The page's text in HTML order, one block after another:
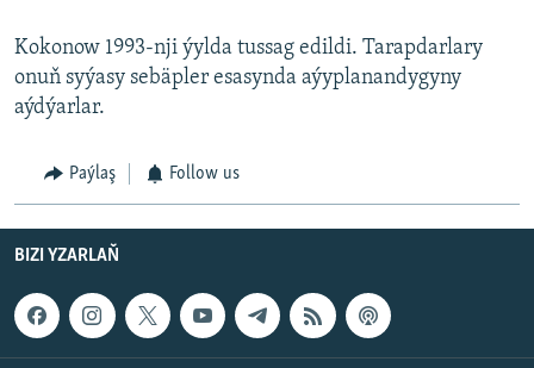
Kokonow 1993-nji ýylda tussag edildi. Tarapdarlary
onuň syýasy sebäpler esasynda aýyplanandygyny
aýdýarlar.
Paýlaş Follow us
BIZI YZARLAŇ